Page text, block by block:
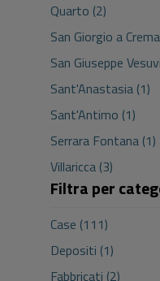
Quarto (2)
San Giorgio a
San Giuseppe
Sant'Anastasia (1)
Sant'Antimo (1)
Serrara Fontana (1)
Villaricca (3)
Filtra per
Case (111)
Depositi (1)
Fabbricati (2)